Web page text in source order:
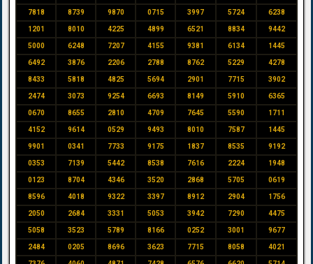
7818 8739 9870 0715 3997 5724 6238
1201 8010 4225 4899 6521 8834 9442
5000 6248 7207 4155 9381 6134 1445
6492 3876 2206 2788 8762 5229 4278
8433 5818 4825 5694 2901 7715 3902
2474 3073 9254 6693 8149 5910 6365
0670 8655 2810 4709 7645 5590 1711
4152 9614 0529 9493 8010 7587 1445
9901 0341 7733 9175 1837 8535 9192
0353 7139 5442 8538 7616 2224 1948
0123 8704 4346 3520 2868 5705 0619
8596 4018 9322 3397 8912 2904 1756
2050 2684 3331 5053 3942 7290 4475
5058 3523 5789 8166 0252 3001 9677
2484 0205 8696 3623 7715 8058 4021